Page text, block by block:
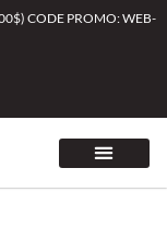
CODE PROMO: WEB-